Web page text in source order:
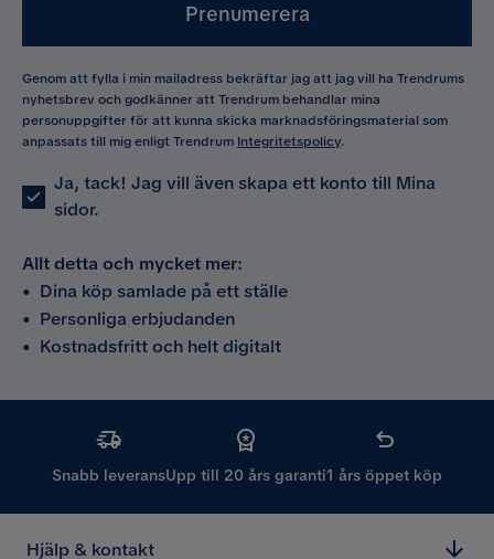
Prenumerera
Genom att fylla i min mailadress bekräftar jag att jag vill ha Trendrums
nyhetsbrev och godkänner att Trendrum behandlar mina
personuppgifter för att kunna skicka marknadsföringsmaterial som
anpassats till mig enligt Trendrum Integritetspolicy.
Ja, tack! Jag vill även skapa ett konto till Mina
sidor.
Allt detta och mycket mer:
• Dina köp samlade på ett ställe
• Personliga erbjudanden
• Kostnadsfritt och helt digitalt
Snabb leveransUpp till 20 års garanti1 års öppet köp
Hjälp & kontakt